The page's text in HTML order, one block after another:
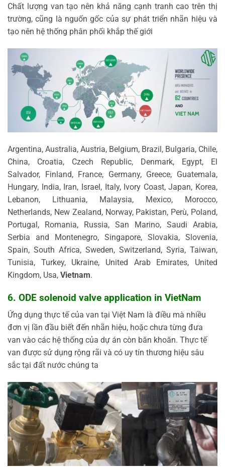
Chất lượng van tạo nên khả năng cạnh tranh cao trên thị
trường, cũng là nguốn gốc của sự phát triển nhãn hiệu và
tạo nên hệ thống phân phối khắp thế giới
Argentina, Australia, Austria, Belgium, Brazil, Bulgaria, Chile,
China, Croatia, Czech Republic, Denmark, Egypt, El
Salvador, Finland, France, Germany, Greece, Guatemala,
Hungary, India, Iran, Israel, Italy, Ivory Coast, Japan, Korea,
Lebanon, Lithuania, Malaysia, Mexico, Morocco,
Netherlands, New Zealand, Norway, Pakistan, Perù, Poland,
Portugal, Romania, Russia, San Marino, Saudi Arabia,
Serbia and Montenegro, Singapore, Slovakia, Slovenia,
Spain, South Africa, Sweden, Switzerland, Syria, Taiwan,
Tunisia, Turkey, Ukraine, United Arab Emirates, United
Kingdom, Usa, Vietnam.
6. ODE solenoid valve application in VietNam
Ứng dụng thực tế của van tại Việt Nam là điều mà nhiều
đơn vị lần đầu biết đến nhãn hiệu, hoặc chưa từng đưa
van vào các hệ thống của dự án còn băn khoăn. Thực tế
van được sử dụng rộng rãi và có uy tín thương hiệu sâu
sắc tại đất nước chúng ta